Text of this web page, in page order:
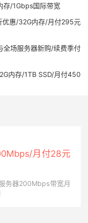
存/1Gbps国际带宽
惠/32G内存/月付295元
全场服务器新购/续费季付
内存/1TB SSD/月付450
月付28元
务器200Mbps带宽月